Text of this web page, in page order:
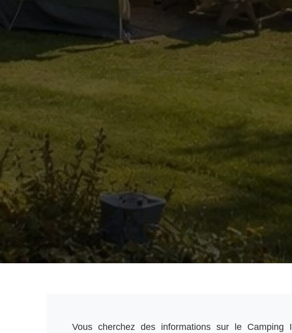
Vous cherchez des informations sur le Camping